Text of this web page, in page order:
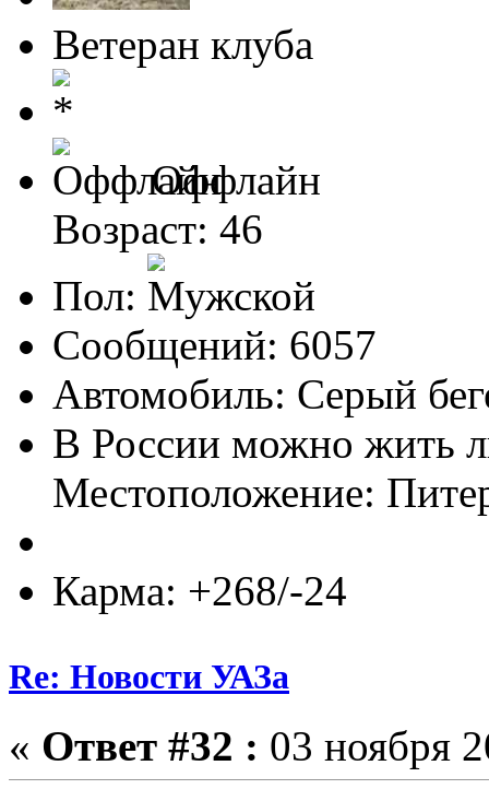
Ветеран клуба
Оффлайн
Возраст: 46
Пол:
Сообщений: 6057
Автомобиль: Серый
В России можно жить
Местоположение:
Карма: +268/-24
Re: Новости УАЗа
« Ответ #32 : 03 ноября